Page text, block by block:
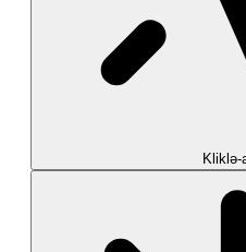
Kliklə-